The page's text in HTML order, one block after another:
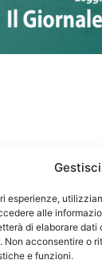
esperienze,
alle
di elaborare
Non acconsentire o
e funzioni.